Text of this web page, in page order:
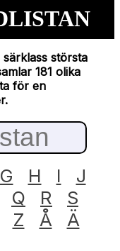
största
181 olika
för en
G H I
J
Q R
S
Z Å
Ä